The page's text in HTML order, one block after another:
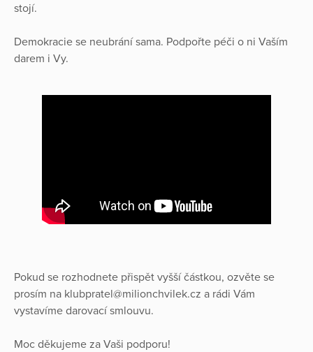
stojí.
Demokracie se neubrání sama. Podpořte péči o ni Vaším
darem i Vy.
Pokud se rozhodnete přispět vyšší částkou, ozvěte se
prosím na klubpratel@milionchvilek.cz a rádi Vám
vystavíme darovací smlouvu.
Moc děkujeme za Vaši podporu!